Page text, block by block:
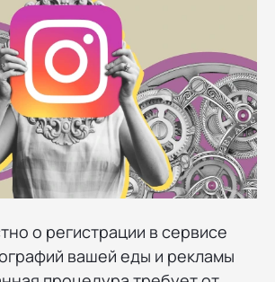
о регистрации в сервисе
вашей еды и рекламы